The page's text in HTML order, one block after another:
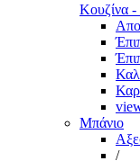
Κουζίνα -
Μπάνιο
/